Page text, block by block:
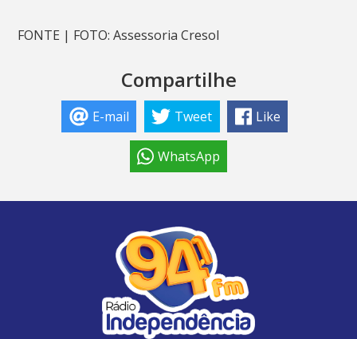
FONTE | FOTO: Assessoria Cresol
Compartilhe
E-mail Tweet Like
WhatsApp